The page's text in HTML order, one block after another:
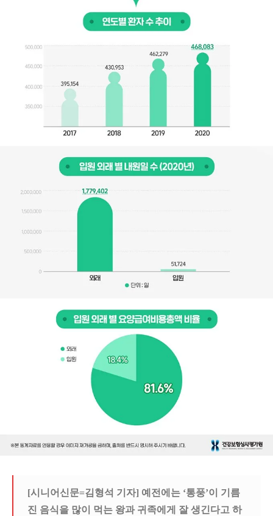
[시니어신문=김형석 기자] 예전에는 ‘통풍’이 기름
진 음식을 많이 먹는 왕과 귀족에게 잘 생긴다고 하